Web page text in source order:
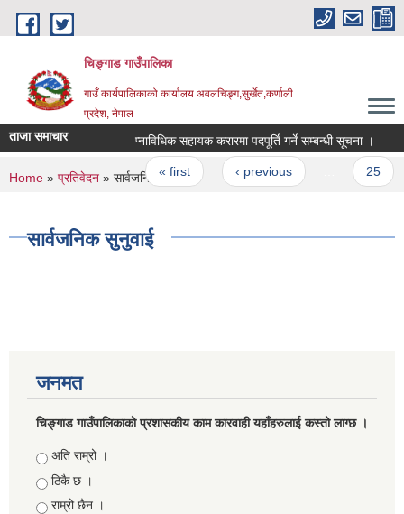
Skip to main content
चिङ्गाड गाउँपालिका
गाउँ कार्यपालिकाको कार्यालय अवलचिङ्ग,सुर्खेत,कर्णाली
प्रदेश, नेपाल
ताजा समाचार प्नाविधिक सहायक करारमा पदपूर्ति गर्ने सम्बन्धी सूचना ।
Pages
« first ‹ previous
You are here
Home » प्रतिवेदन » सार्वजनिक सुनुवाई
सार्वजनिक सुनुवाई
जनमत
चिङ्गाड गाउँपालिकाको प्रशासकीय काम कारवाही यहाँहरुलाई कस्तो लाग्छ ।
Choices
अति राम्रो ।
ठिकै छ ।
राम्रो छैन ।